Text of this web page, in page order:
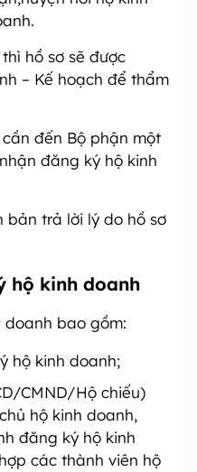
hồ sơ sẽ được
– Kế hoạch để thẩm
đến Bộ phận một
đăng ký hộ kinh
bản trả lời lý do hồ sơ
hộ kinh doanh
doanh bao gồm:
hộ kinh doanh;
CMND/Hộ chiếu)
hộ kinh doanh,
đăng ký hộ kinh
các thành viên hộ